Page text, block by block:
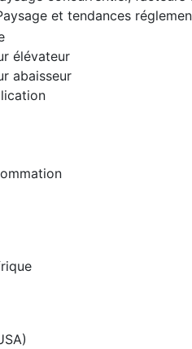
et tendances
élévateur
abaisseur